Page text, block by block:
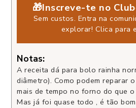
🎁Inscreve-te no
Sem custos. Entra na
explorar! Clica para
Notas:
A receita dá para bolo rainha
diâmetro). Como podem reparar
mais de tempo no forno do que o
Mas já foi quase todo , é tão